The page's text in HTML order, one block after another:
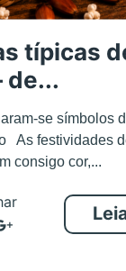
típicas
de...
se símbolos
As festividades
consigo cor,...